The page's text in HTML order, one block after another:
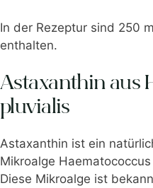
In der Rezeptur sind 250
enthalten.
Astaxanthin aus
pluvialis
Astaxanthin ist ein
Mikroalge
Diese Mikroalge ist